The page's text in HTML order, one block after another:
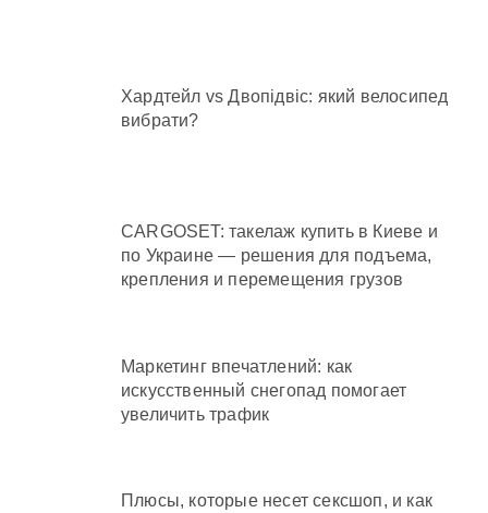
Хардтейл vs Двопідвіс: який велосипед
вибрати?
CARGOSET: такелаж купить в Киеве и
по Украине — решения для подъема,
крепления и перемещения грузов
Маркетинг впечатлений: как
искусственный снегопад помогает
увеличить трафик
Плюсы, которые несет сексшоп, и как